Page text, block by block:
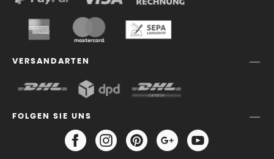
VERSANDARTEN
FOLGEN SIE UNS